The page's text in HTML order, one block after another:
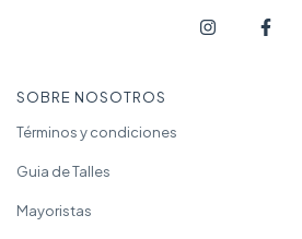
SOBRE NOSOTROS
Términos y condiciones
Guia de Talles
Mayoristas